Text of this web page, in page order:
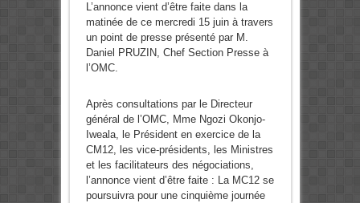
L’annonce vient d’être faite dans la
matinée de ce mercredi 15 juin à travers
un point de presse présenté par M.
Daniel PRUZIN, Chef Section Presse à
l’OMC.
Après consultations par le Directeur
général de l’OMC, Mme Ngozi Okonjo-
Iweala, le Président en exercice de la
CM12, les vice-présidents, les Ministres
et les facilitateurs des négociations,
l’annonce vient d’être faite : La MC12 se
poursuivra pour une cinquième journée